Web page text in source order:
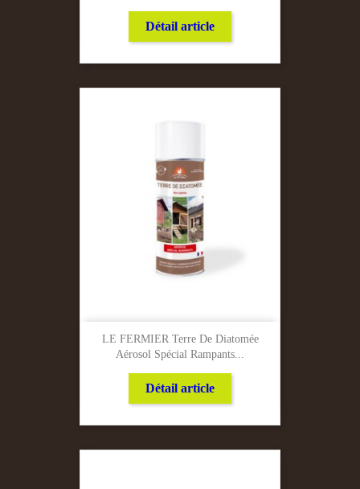
Détail article
LE FERMIER Terre De Diatomée
Aérosol Spécial Rampants...
Détail article